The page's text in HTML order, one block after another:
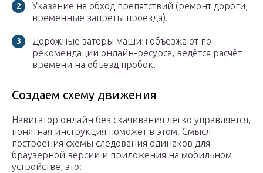
Указание на обход препятствий (ремонт дороги,
временные запреты проезда).
Дорожные заторы машин объезжают по
рекомендации онлайн-ресурса, ведётся расчёт
времени на объезд пробок.
Создаем схему движения
Навигатор онлайн без скачивания легко управляется,
понятная инструкция поможет в этом. Смысл
построения схемы следования одинаков для
браузерной версии и приложения на мобильном
устройстве, это: